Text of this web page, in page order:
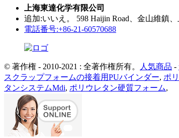
上海東達化学有限公司
追加:いいえ。 598 Haijin Road、金山維鎮
電話番号:+86-21-60570688
© 著作権 - 2010-2021 : 全著作権所有。 人気商品 -
スクラップフォームの接着用PUバインダー, ポ
タンシステムMdi, ポリウレタン硬質フォーム,